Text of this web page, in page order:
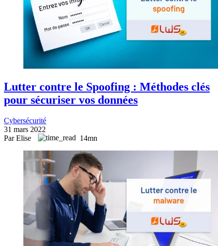
Lutter contre le Spoofing : Méthodes clés
pour sécuriser vos données
Cybersécurité
31 mars 2022
Par Elise
14mn